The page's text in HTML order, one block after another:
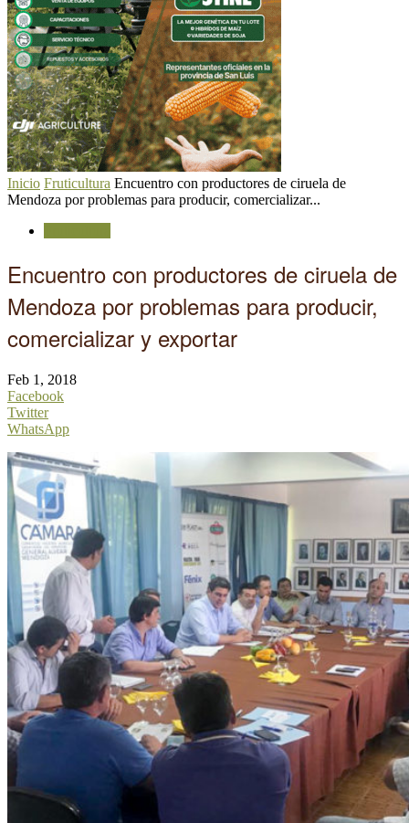
Inicio Fruticultura Encuentro con productores de ciruela de
Mendoza por problemas para producir, comercializar...
Encuentro con productores de ciruela de
Mendoza por problemas para producir,
comercializar y exportar
Feb 1, 2018
Facebook
Twitter
WhatsApp